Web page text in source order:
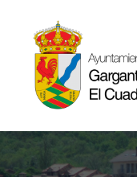
contenido